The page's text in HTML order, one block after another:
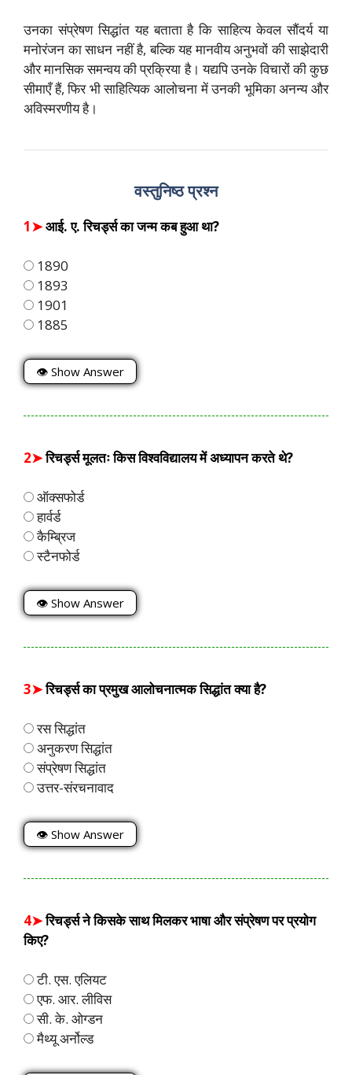
उनका संप्रेषण सिद्धांत यह बताता है कि साहित्य केवल सौंदर्य या
मनोरंजन का साधन नहीं है, बल्कि यह मानवीय अनुभवों की साझेदारी
और मानसिक समन्वय की प्रक्रिया है। यद्यपि उनके विचारों की कुछ
सीमाएँ हैं, फिर भी साहित्यिक आलोचना में उनकी भूमिका अनन्य और
अविस्मरणीय है।
वस्तुनिष्ठ प्रश्न
1➤आई. ए. रिचर्ड्स का जन्म कब हुआ था?
1890
1893
1901
1885
👁 Show Answer
2➤रिचर्ड्स मूलतः किस विश्वविद्यालय में अध्यापन करते थे?
ऑक्सफोर्ड
हार्वर्ड
कैम्ब्रिज
स्टैनफोर्ड
👁 Show Answer
3➤रिचर्ड्स का प्रमुख आलोचनात्मक सिद्धांत क्या है?
रस सिद्धांत
अनुकरण सिद्धांत
संप्रेषण सिद्धांत
उत्तर-संरचनावाद
👁 Show Answer
4➤रिचर्ड्स ने किसके साथ मिलकर भाषा और संप्रेषण पर प्रयोग
किए?
टी. एस. एलियट
एफ. आर. लीविस
सी. के. ओग्डन
मैथ्यू अर्नोल्ड